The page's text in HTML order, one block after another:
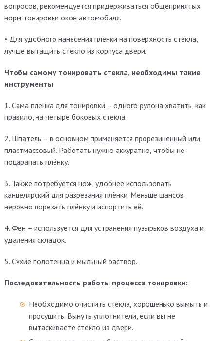
вопросов, рекомендуется придерживаться общепринятых
норм тонировки окон автомобиля.
• Для удобного нанесения плёнки на поверхность стекла,
лучше вытащить стекло из корпуса двери.
Чтобы самому тонировать стекла, необходимы такие
инструменты:
1. Сама плёнка для тонировки – одного рулона хватить, как
правило, на четыре боковых стекла.
2. Шпатель – в основном применяется прорезиненный или
пластмассовый. Работать нужно аккуратно, чтобы не
поцарапать плёнку.
3. Также потребуется нож, удобнее использовать
канцелярский для разрезания плёнки. Меньше шансов
неровно порезать плёнку и испортить её.
4. Фен – используется для устранения пузырьков воздуха и
удаления складок.
5. Сухие полотенца и мыльный раствор.
Последовательность работы процесса тонировки:
Необходимо очистить стекла, хорошенько вымыть и
просушить. Вынуть уплотнители, если вы не
вытаскиваете стекло из двери.